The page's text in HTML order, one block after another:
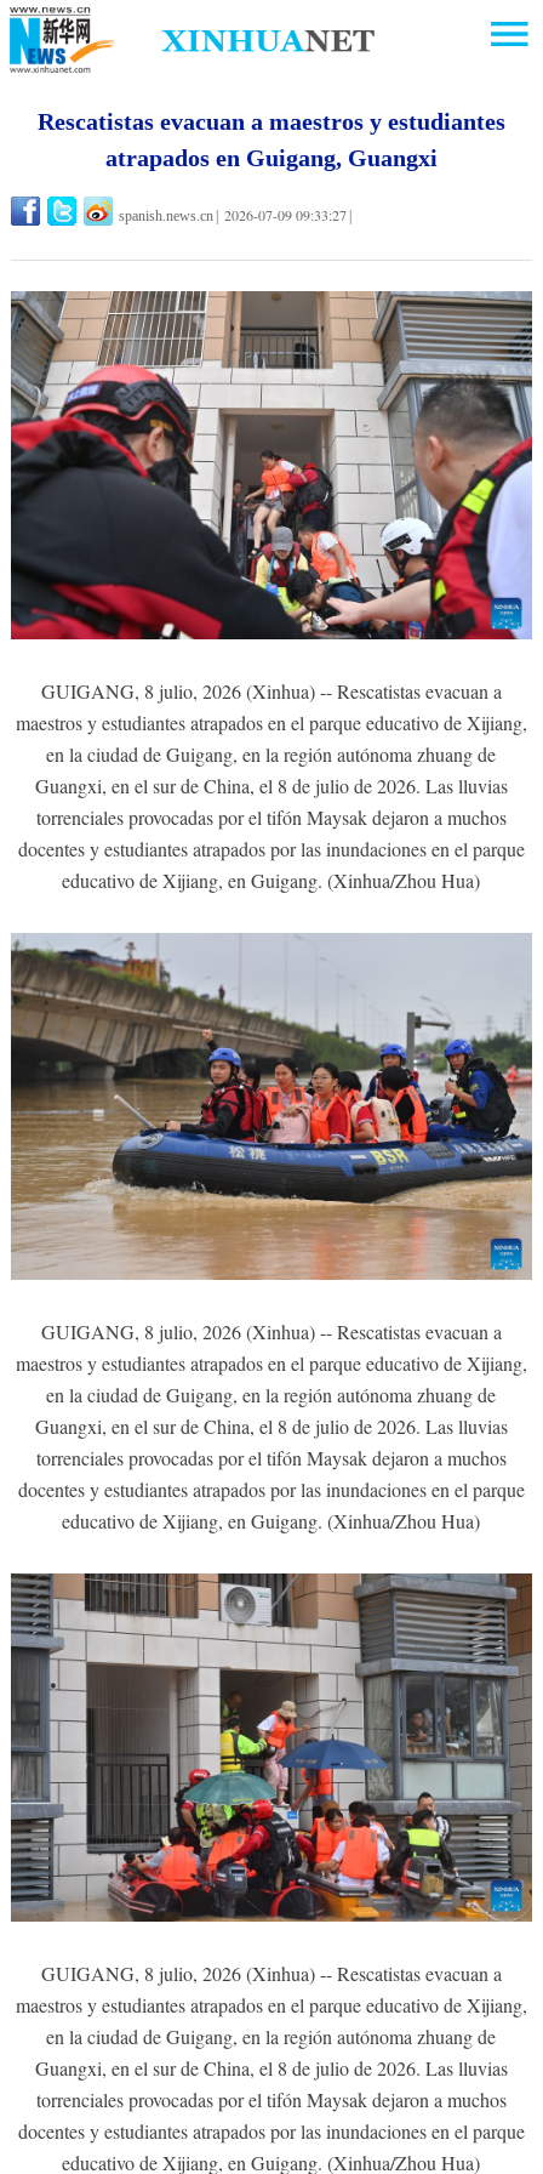
Rescatistas evacuan a maestros y estudiantes
atrapados en Guigang, Guangxi
spanish.news.cn 2026-07-09 09:33:27
GUIGANG, 8 julio, 2026 (Xinhua) -- Rescatistas evacuan a
maestros y estudiantes atrapados en el parque educativo de Xijiang,
en la ciudad de Guigang, en la región autónoma zhuang de
Guangxi, en el sur de China, el 8 de julio de 2026. Las lluvias
torrenciales provocadas por el tifón Maysak dejaron a muchos
docentes y estudiantes atrapados por las inundaciones en el parque
educativo de Xijiang, en Guigang. (Xinhua/Zhou Hua)
GUIGANG, 8 julio, 2026 (Xinhua) -- Rescatistas evacuan a
maestros y estudiantes atrapados en el parque educativo de Xijiang,
en la ciudad de Guigang, en la región autónoma zhuang de
Guangxi, en el sur de China, el 8 de julio de 2026. Las lluvias
torrenciales provocadas por el tifón Maysak dejaron a muchos
docentes y estudiantes atrapados por las inundaciones en el parque
educativo de Xijiang, en Guigang. (Xinhua/Zhou Hua)
GUIGANG, 8 julio, 2026 (Xinhua) -- Rescatistas evacuan a
maestros y estudiantes atrapados en el parque educativo de Xijiang,
en la ciudad de Guigang, en la región autónoma zhuang de
Guangxi, en el sur de China, el 8 de julio de 2026. Las lluvias
torrenciales provocadas por el tifón Maysak dejaron a muchos
docentes y estudiantes atrapados por las inundaciones en el parque
educativo de Xijiang, en Guigang. (Xinhua/Zhou Hua)